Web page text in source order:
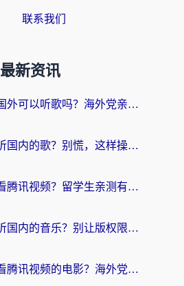
联系我们
最新资讯
酷狗会员在国外可以听歌吗？海外党亲测有效：3步解决音乐权限难题
在国外无法听国内的歌？别慌，这样操作就能畅听QQ音乐（附亲测加速器推荐）
在国外如何看腾讯视频？留学生亲测有效的回国加速方案
在国外怎么听国内的音乐？别让版权限制断了你的华语歌单
怎么在国外看腾讯视频的电影？海外党亲测有效的回国加速指南